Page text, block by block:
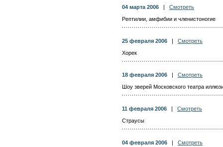
04 марта 2006
Смотреть
Рептилии, амфибии и членистоногие
25 февраля 2006
Смотреть
Хорек
18 февраля 2006
Смотреть
Шоу зверей Московского театра
11 февраля 2006
Смотреть
Страусы
04 февраля 2006
Смотреть